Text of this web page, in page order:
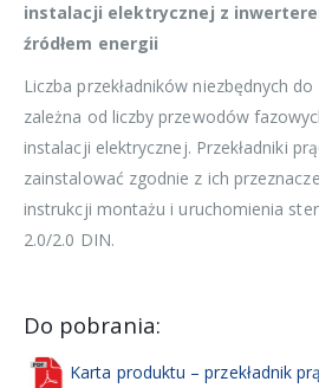
instalacji elektrycznej z
źródłem energii
Liczba przekładników niezbędnych
zależna od liczby przewodów
instalacji elektrycznej. Przekładniki
zainstalować zgodnie z ich
instrukcji montażu i uruchomienia
2.0/2.0 DIN.
Do pobrania:
Karta produktu – przekładnik